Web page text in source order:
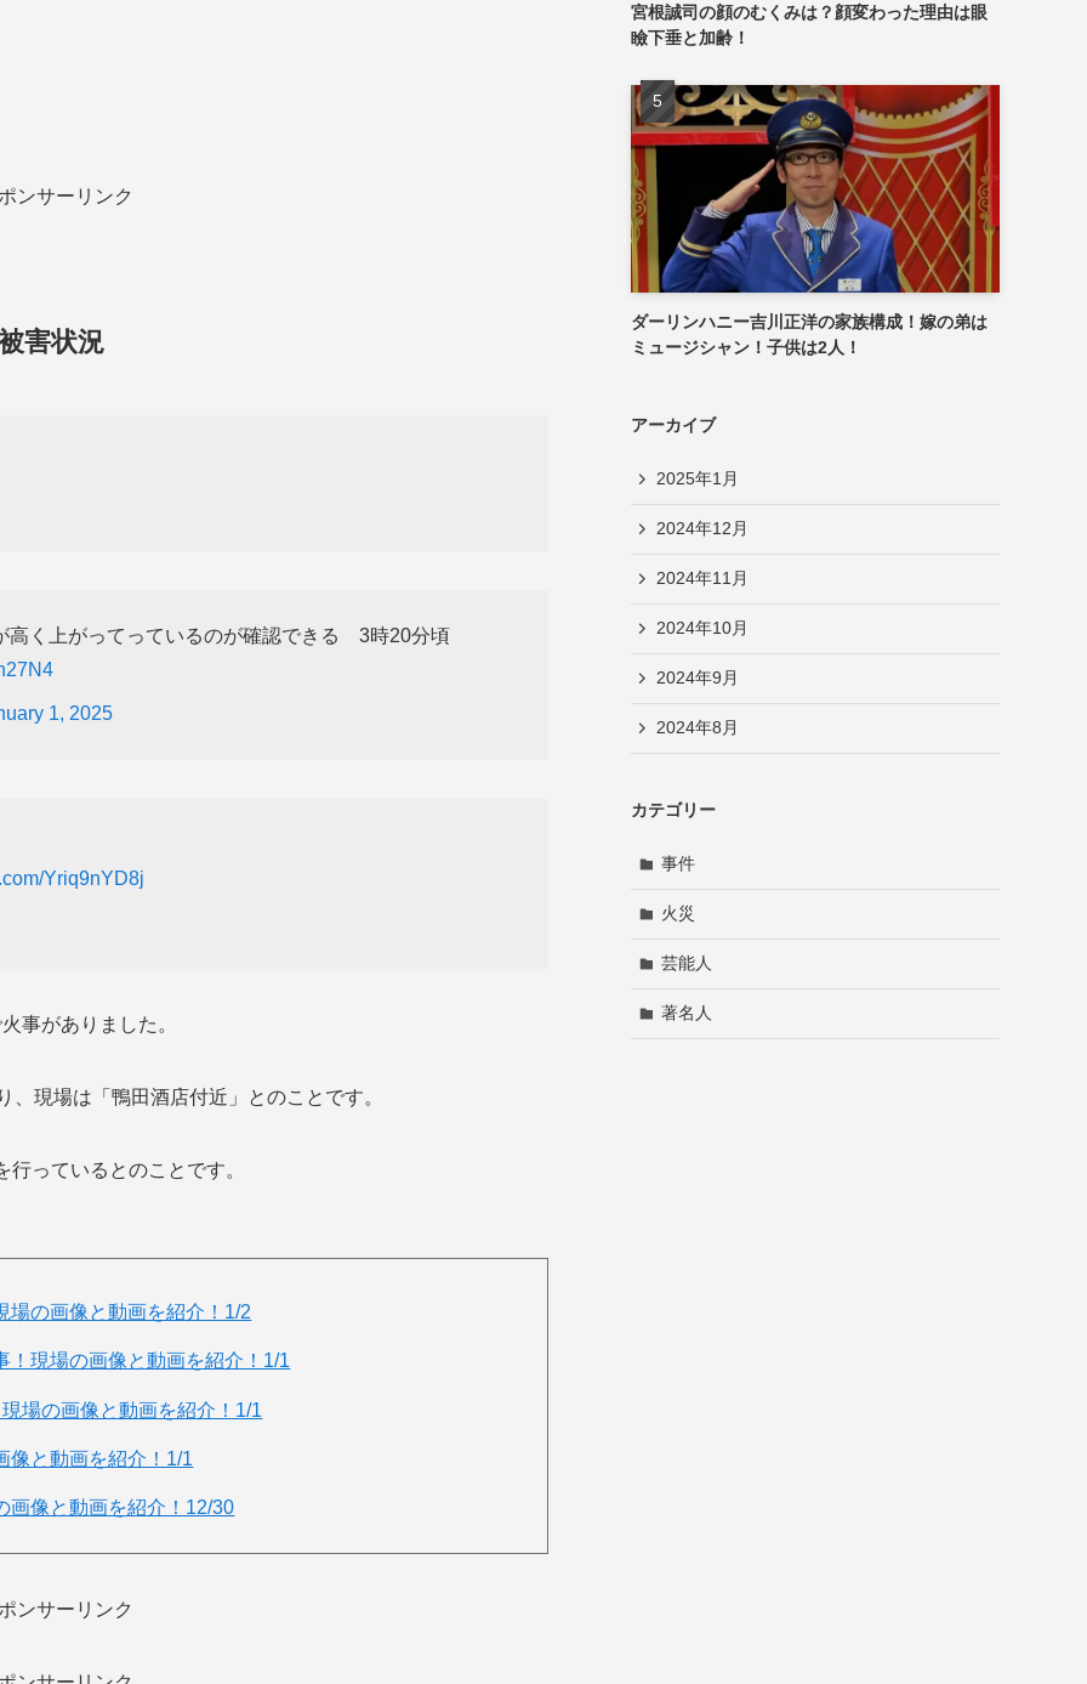
ンサーリンク
害状況
く上がってっているのが確認できる 3時20分頃
1, 2025
Yriq9nYD8j
事がありました。
現場は「鴨田酒店付近」とのことです。
っているとのことです。
場の画像と動画を紹介！1/2
！現場の画像と動画を紹介！1/1
場の画像と動画を紹介！1/1
像と動画を紹介！1/1
画像と動画を紹介！12/30
ンサーリンク
宮根誠司の顔のむくみは？顔変わった理由は眼
瞼下垂と加齢！
ダーリンハニー吉川正洋の家族構成！嫁の弟は
ミュージシャン！子供は2人！
アーカイブ
2025年1月
2024年12月
2024年11月
2024年10月
2024年9月
2024年8月
カテゴリー
事件
火災
芸能人
著名人